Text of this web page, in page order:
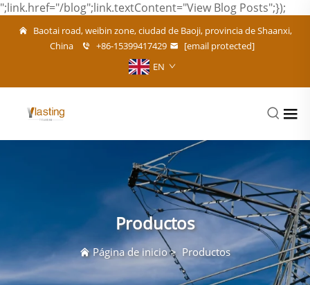
";link.href="/blog";link.textContent="View Blog Posts";});
Baotai road, weibin zone, ciudad de Baoji, provincia de Shaanxi,
China
+86-15399417429
[email protected]
EN
Productos
Página de inicio> Productos